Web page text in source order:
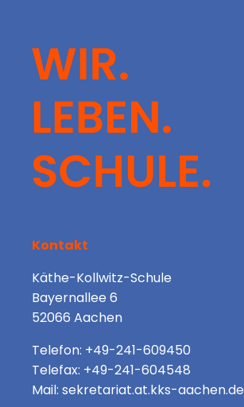
Kontakt
Käthe-Kollwitz-Schule
Bayernallee 6
52066 Aachen
Telefon: +49-241-609450
Telefax: +49-241-604548
Mail: sekretariat.at.kks-aachen.de